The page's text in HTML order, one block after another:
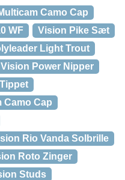
Camo Cap
WF
Vision Pike Sæt
Light Trout
Vision Power Nipper
Camo Cap
Rio Vanda Solbrille
Roto Zinger
Studs